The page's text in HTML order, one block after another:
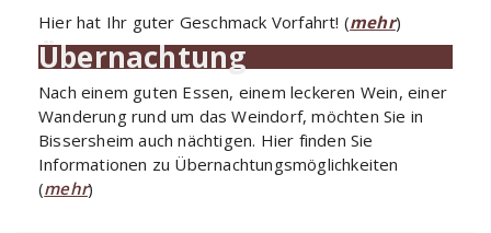
Hier hat Ihr guter Geschmack Vorfahrt! (mehr)
Übernachtung
Nach einem guten Essen, einem leckeren Wein, einer
Wanderung rund um das Weindorf, möchten Sie in
Bissersheim auch nächtigen. Hier finden Sie
Informationen zu Übernachtungsmöglichkeiten
(mehr)